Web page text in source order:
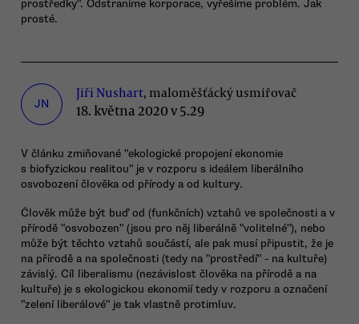
prostředky". Odstraníme korporace, vyřešíme problém. Jak
prosté.
JN
Jiří Nushart, maloměšťácký usmiřovač
18. května 2020 v 5.29
V článku zmiňované "ekologické propojení ekonomie
s biofyzickou realitou" je v rozporu s ideálem liberálního
osvobození člověka od přírody a od kultury.
Člověk může být buď od (funkčních) vztahů ve společnosti a v
přírodě "osvobozen" (jsou pro něj liberálně "volitelné"), nebo
může být těchto vztahů součástí, ale pak musí připustit, že je
na přírodě a na společnosti (tedy na "prostředí" - na kultuře)
závislý. Cíl liberalismu (nezávislost člověka na přírodě a na
kultuře) je s ekologickou ekonomií tedy v rozporu a označení
"zelení liberálové" je tak vlastně protimluv.